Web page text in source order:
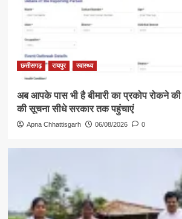
छत्तीसगढ़ रायपुर स्वास्थ्य
अब आपके पास भी है बीमारी का प्रकोप रोकने
की सूचना सीधे सरकार तक पहुंचाएं
Apna Chhattisgarh 06/08/2026 0